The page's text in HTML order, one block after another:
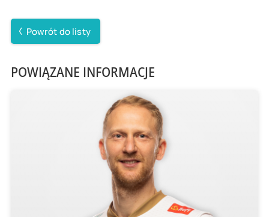
Powrót do listy
POWIĄZANE INFORMACJE